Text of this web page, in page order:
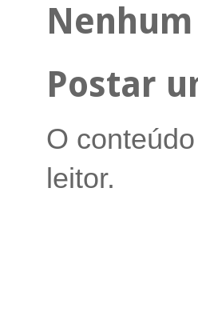
Postar
O
leitor.